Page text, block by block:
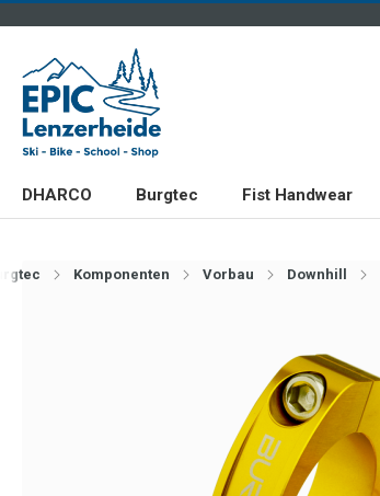
DHARCO Burgtec Fist Handwear
Komponenten Vorbau Downhill